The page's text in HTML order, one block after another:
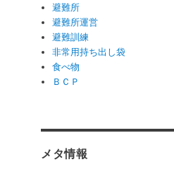
避難所
避難所運営
避難訓練
非常用持ち出し袋
食べ物
ＢＣＰ
メタ情報